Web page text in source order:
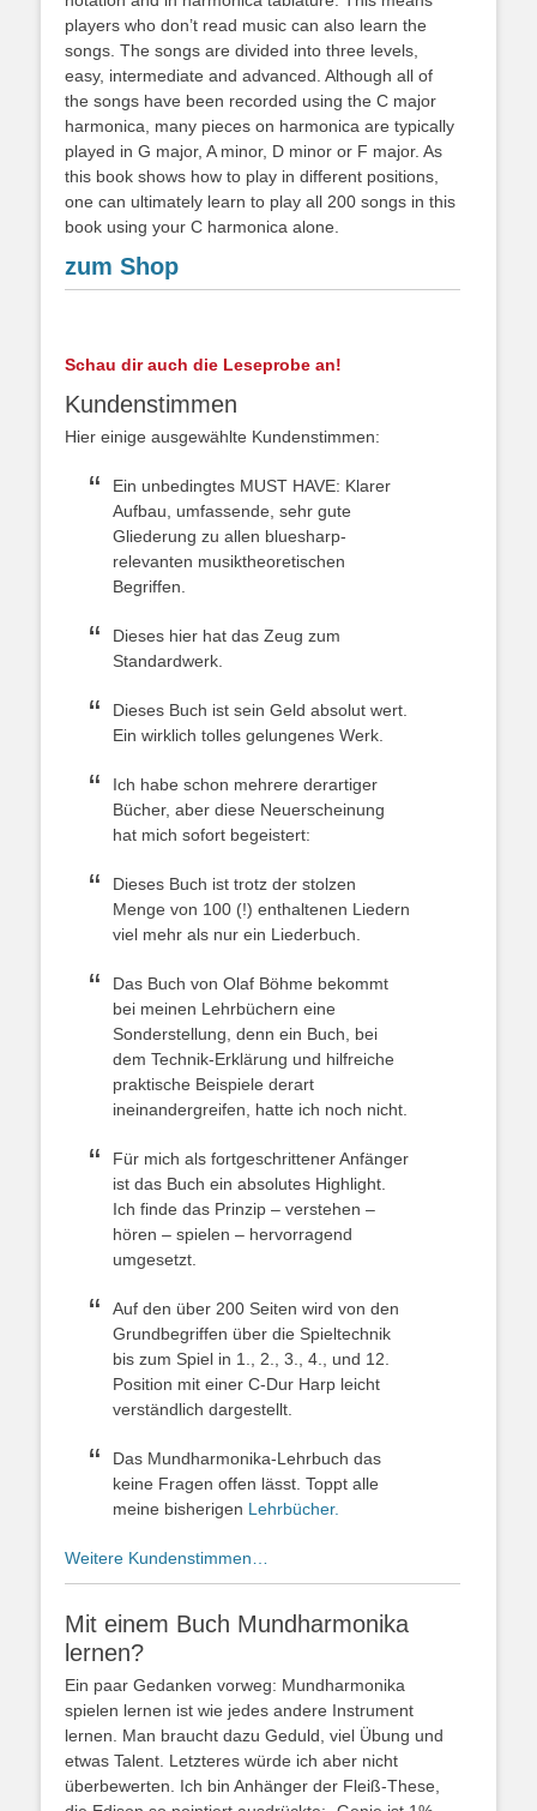
players who don’t read music can also learn the
songs. The songs are divided into three levels,
easy, intermediate and advanced. Although all of
the songs have been recorded using the C major
harmonica, many pieces on harmonica are typically
played in G major, A minor, D minor or F major. As
this book shows how to play in different positions,
one can ultimately learn to play all 200 songs in this
book using your C harmonica alone.
zum Shop
Schau dir auch die Leseprobe an!
Kundenstimmen
Hier einige ausgewählte Kundenstimmen:
Ein unbedingtes MUST HAVE: Klarer
Aufbau, umfassende, sehr gute
Gliederung zu allen bluesharp-
relevanten musiktheoretischen
Begriffen.
Dieses hier hat das Zeug zum
Standardwerk.
Dieses Buch ist sein Geld absolut wert.
Ein wirklich tolles gelungenes Werk.
Ich habe schon mehrere derartiger
Bücher, aber diese Neuerscheinung
hat mich sofort begeistert:
Dieses Buch ist trotz der stolzen
Menge von 100 (!) enthaltenen Liedern
viel mehr als nur ein Liederbuch.
Das Buch von Olaf Böhme bekommt
bei meinen Lehrbüchern eine
Sonderstellung, denn ein Buch, bei
dem Technik-Erklärung und hilfreiche
praktische Beispiele derart
ineinandergreifen, hatte ich noch nicht.
Für mich als fortgeschrittener Anfänger
ist das Buch ein absolutes Highlight.
Ich finde das Prinzip – verstehen –
hören – spielen – hervorragend
umgesetzt.
Auf den über 200 Seiten wird von den
Grundbegriffen über die Spieltechnik
bis zum Spiel in 1., 2., 3., 4., und 12.
Position mit einer C-Dur Harp leicht
verständlich dargestellt.
Das Mundharmonika-Lehrbuch das
keine Fragen offen lässt. Toppt alle
meine bisherigen Lehrbücher.
Weitere Kundenstimmen…
Mit einem Buch Mundharmonika
lernen?
Ein paar Gedanken vorweg: Mundharmonika
spielen lernen ist wie jedes andere Instrument
lernen. Man braucht dazu Geduld, viel Übung und
etwas Talent. Letzteres würde ich aber nicht
überbewerten. Ich bin Anhänger der Fleiß-These,